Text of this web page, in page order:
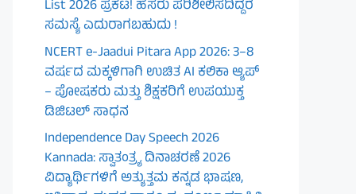
List 2026 ಪ್ರಕಟ! ಹೆಸರು ಪರಿಶೀಲಿಸದಿದ್ದರೆ
ಸಮಸ್ಯೆ ಎದುರಾಗಬಹುದು !
NCERT e-Jaadui Pitara App 2026: 3–8
ವರ್ಷದ ಮಕ್ಕಳಿಗಾಗಿ ಉಚಿತ AI ಕಲಿಕಾ ಆ್ಯಪ್
– ಪೋಷಕರು ಮತ್ತು ಶಿಕ್ಷಕರಿಗೆ ಉಪಯುಕ್ತ
ಡಿಜಿಟಲ್ ಸಾಧನ
Independence Day Speech 2026
Kannada: ಸ್ವಾತಂತ್ರ್ಯ ದಿನಾಚರಣೆ 2026
ವಿದ್ಯಾರ್ಥಿಗಳಿಗೆ ಅತ್ಯುತ್ತಮ ಕನ್ನಡ ಭಾಷಣ,